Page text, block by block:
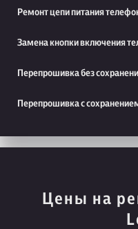
Ремонт цепи питания
Замена кнопки включения
Перепрошивка без
Перепрошивка с
Цены на